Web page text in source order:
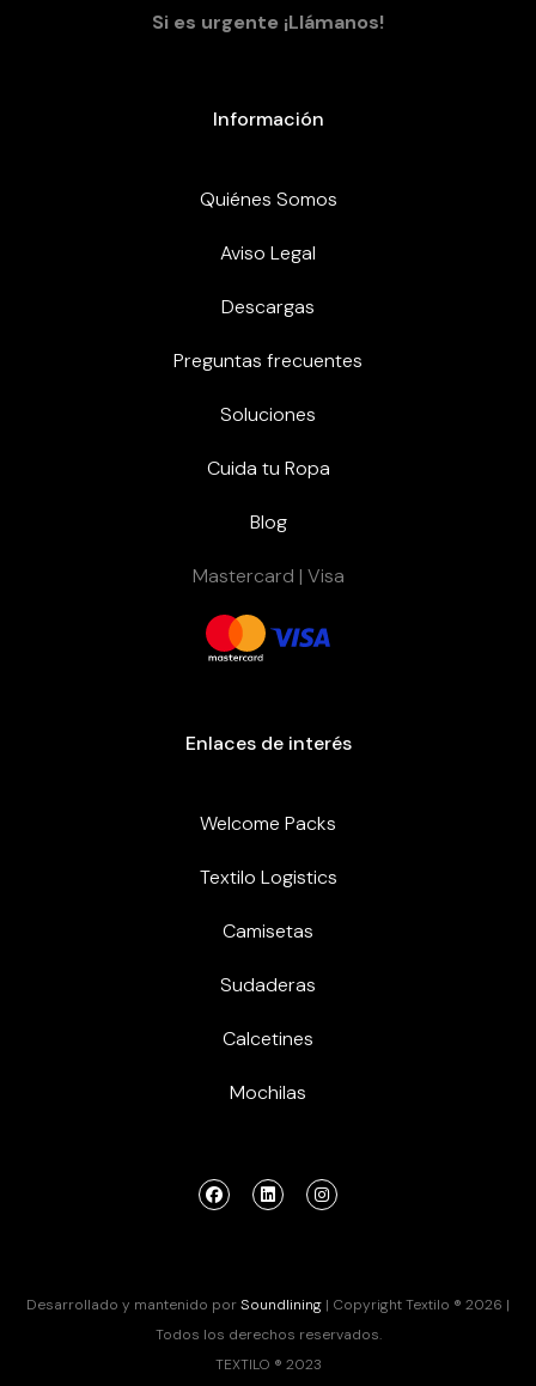
Si es urgente ¡Llámanos!
Información
Quiénes Somos
Aviso Legal
Descargas
Preguntas frecuentes
Soluciones
Cuida tu Ropa
Blog
Mastercard | Visa
Enlaces de interés
Welcome Packs
Textilo Logistics
Camisetas
Sudaderas
Calcetines
Mochilas
Desarrollado y mantenido porSoundlining | Copyright Textilo ® 2026 |
Todos los derechos reservados.
TEXTILO ® 2023